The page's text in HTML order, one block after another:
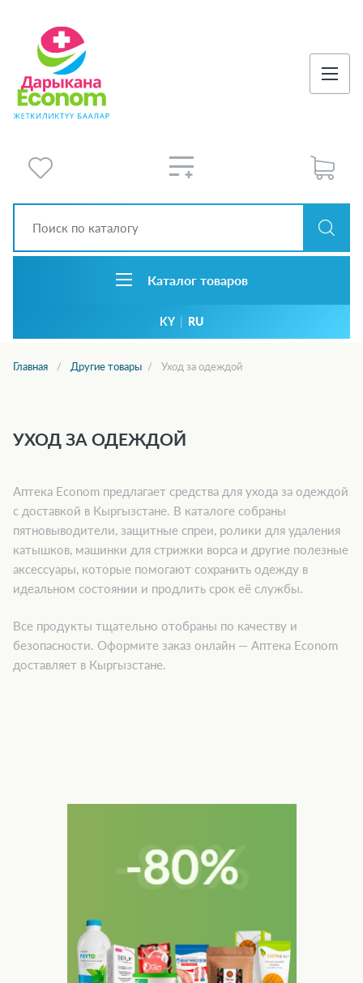
Каталог товаров
KY | RU
Главная Другие товары Уход за одеждой
УХОД ЗА ОДЕЖДОЙ
Аптека Econom предлагает средства для ухода за одеждой
с доставкой в Кыргызстане. В каталоге собраны
пятновыводители, защитные спреи, ролики для удаления
катышков, машинки для стрижки ворса и другие полезные
аксессуары, которые помогают сохранить одежду в
идеальном состоянии и продлить срок её службы.
Все продукты тщательно отобраны по качеству и
безопасности. Оформите заказ онлайн — Аптека Econom
доставляет в Кыргызстане.